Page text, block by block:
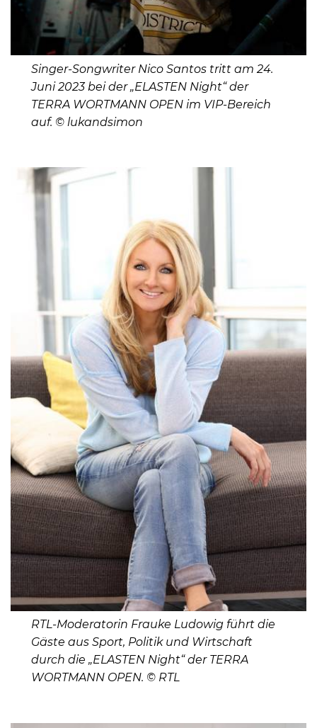
Singer-Songwriter Nico Santos tritt am 24.
Juni 2023 bei der „ELASTEN Night“ der
TERRA WORTMANN OPEN im VIP-Bereich
auf. © lukandsimon
RTL-Moderatorin Frauke Ludowig führt die
Gäste aus Sport, Politik und Wirtschaft
durch die „ELASTEN Night“ der TERRA
WORTMANN OPEN. © RTL